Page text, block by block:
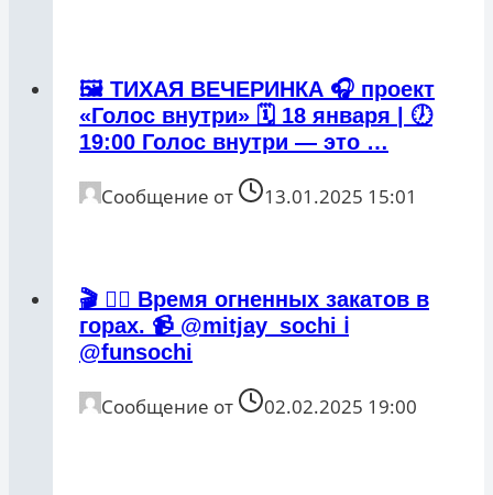
🖼 ТИХАЯ ВЕЧЕРИНКА 🎧 проект
«Голос внутри» 🗓 18 января | 🕖
19:00 Голос внутри — это …
Сообщение от 13.01.2025 15:01
🎬 ❤️‍🔥 Время огненных закатов в
горах. 📹 @mitjay_sochi ℹ️
@funsochi
Сообщение от 02.02.2025 19:00